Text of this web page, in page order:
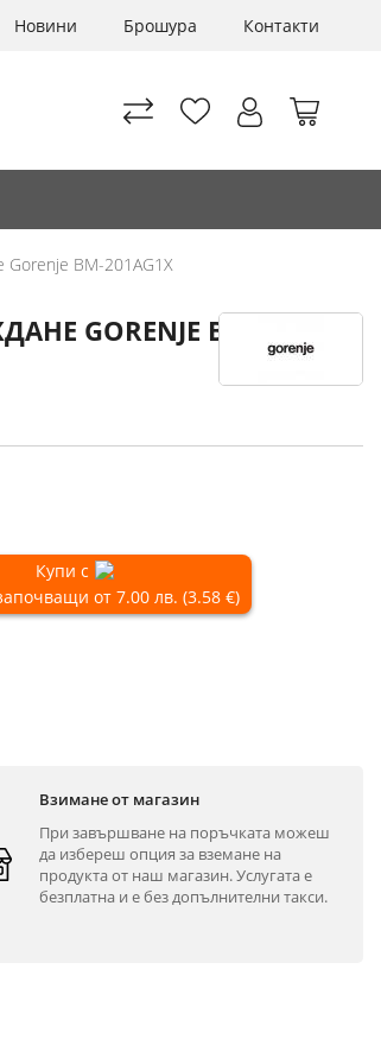
Новини Брошура Контакти
Моята
BM-201AG1X
GORENJE BM-
Купи с
от 7.00 лв. (3.58 €)
Взимане от магазин
При завършване на поръчката можеш
да избереш опция за вземане на
продукта от наш магазин. Услугата е
безплатна и е без допълнителни такси.